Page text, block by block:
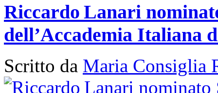
Riccardo Lanari
dell’Accademia Italiana
Scritto da Maria Consiglia